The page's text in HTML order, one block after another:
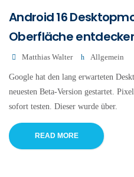
Android 16
Oberfläche
Matthias Walter Allgemein
Google hat den lang erwarteten
neuesten Beta-Version gestartet.
sofort testen. Dieser wurde über.
READ MORE